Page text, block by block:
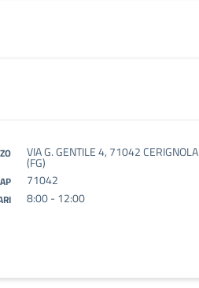
VIA G. GENTILE 4, 71042 CERIGNOLA
(FG)
71042
8:00 - 12:00